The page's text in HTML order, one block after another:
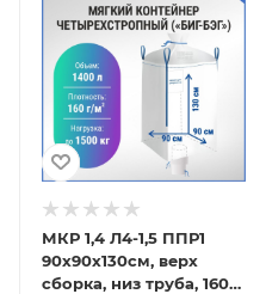
МКР 1,4 Л4-1,5 ППР1
90х90х130см, верх
сборка, низ труба, 160г/